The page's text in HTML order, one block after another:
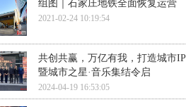
组图｜石家庄地铁全面恢复运营
2021-02-24 10:19:54
共创共赢，万亿有我，打造城市IP
暨城市之星·音乐集结令启
2024-04-19 16:53:05